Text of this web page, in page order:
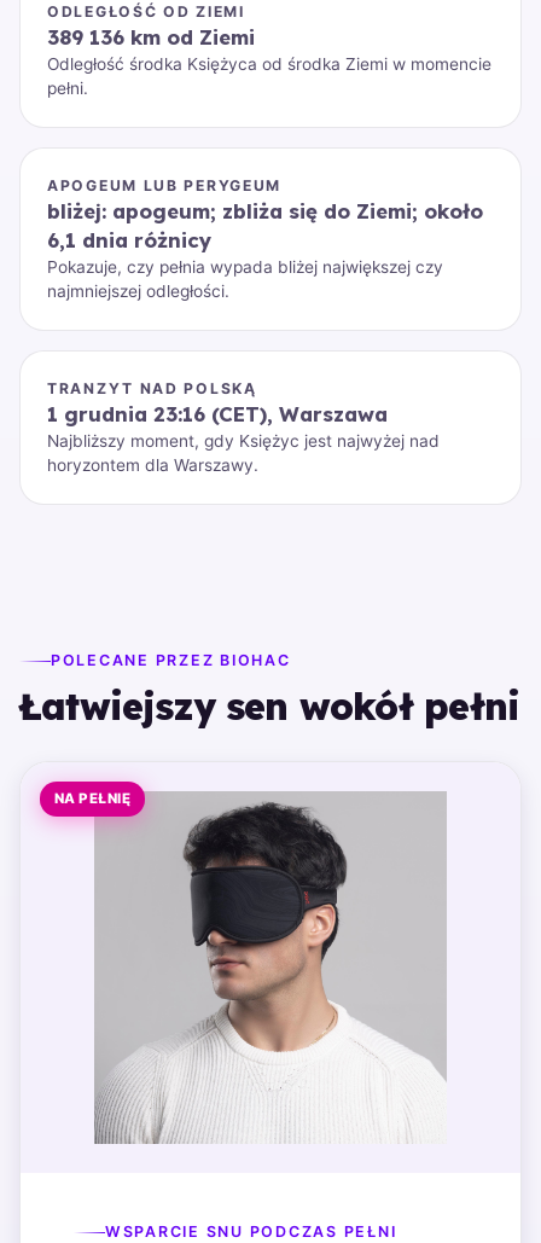
ODLEGŁOŚĆ OD ZIEMI
389 136 km od Ziemi
Odległość środka Księżyca od środka Ziemi w momencie
pełni.
APOGEUM LUB PERYGEUM
bliżej: apogeum; zbliża się do Ziemi; około
6,1 dnia różnicy
Pokazuje, czy pełnia wypada bliżej największej czy
najmniejszej odległości.
TRANZYT NAD POLSKĄ
1 grudnia 23:16 (CET), Warszawa
Najbliższy moment, gdy Księżyc jest najwyżej nad
horyzontem dla Warszawy.
POLECANE PRZEZ BIOHAC
Łatwiejszy sen wokół pełni
NA PEŁNIĘ
WSPARCIE SNU PODCZAS PEŁNI